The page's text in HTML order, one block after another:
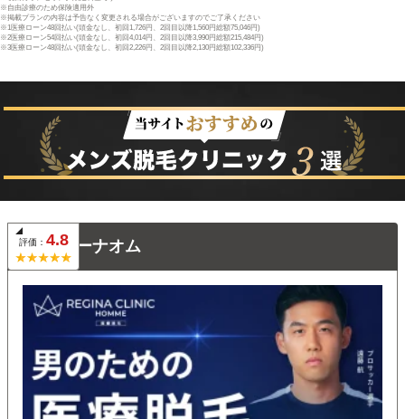
※自由診療のため保険適用外
※掲載プランの内容は予告なく変更される場合がございますのでご了承ください
※1医療ローン48回払い(頭金なし、初回1,726円、2回目以降1,560円総額75,046円)
※2医療ローン54回払い(頭金なし、初回4,014円、2回目以降3,990円総額215,484円)
※3医療ローン48回払い(頭金なし、初回2,226円、2回目以降2,130円総額102,336円)
評価： 4.8
レジーナオム